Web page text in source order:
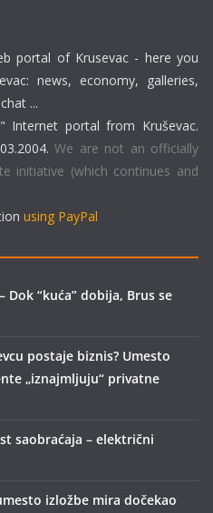
portal of Krusevac - here you
news, economy, galleries,
...
Internet portal from Kruševac.
We are not an officially
initiative (which continues and
using PayPal
Dok “kuća” dobija, Brus se
postaje biznis? Umesto
„iznajmljuju“ privatne
saobraćaja – električni
izložbe mira dočekao